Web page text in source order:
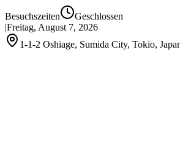
Besuchszeiten
Geschlossen
|Freitag, August 7, 2026
1-1-2 Oshiage, Sumida City, Tokio,